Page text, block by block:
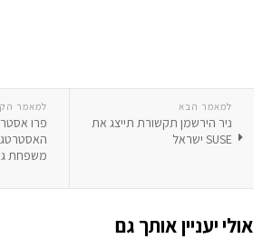
למאמר
פרו
משפחת
למאמר הבא
ניר הירשמן תקשורת תייצג את
SUSE ישראל
אולי יעניין אותך גם